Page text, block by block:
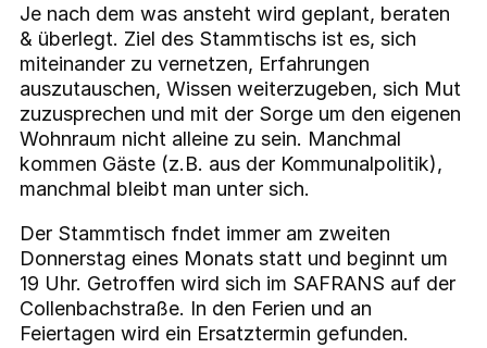
Je nach dem was ansteht wird geplant, beraten
& überlegt. Ziel des Stammtischs ist es, sich
miteinander zu vernetzen, Erfahrungen
auszutauschen, Wissen weiterzugeben, sich Mut
zuzusprechen und mit der Sorge um den eigenen
Wohnraum nicht alleine zu sein. Manchmal
kommen Gäste (z.B. aus der Kommunalpolitik),
manchmal bleibt man unter sich.
Der Stammtisch fndet immer am zweiten
Donnerstag eines Monats statt und beginnt um
19 Uhr. Getroffen wird sich im SAFRANS auf der
Collenbachstraße. In den Ferien und an
Feiertagen wird ein Ersatztermin gefunden.